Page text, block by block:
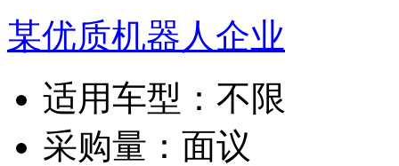
某优质机器人企业
适用车型： 不限
采购量： 面议